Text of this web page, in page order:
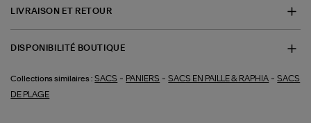
LIVRAISON ET RETOUR
DISPONIBILITÉ BOUTIQUE
Collections similaires : SACS - PANIERS -SACS EN PAILLE & RAPHIA -SACS
DE PLAGE